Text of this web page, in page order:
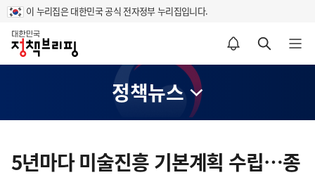
이 누리집은 대한민국 공식 전자정부 누리집입니다.
홈
알림설정 바로가기 검색 바로가기 메뉴 열기
정책뉴스
텐5년마다 미술진흥 기본계획 수립…종